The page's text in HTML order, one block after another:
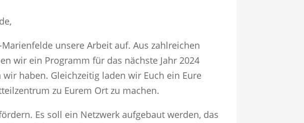
unsere Arbeit auf. Aus zahlreichen
wir ein Programm für das nächste Jahr 2024
haben. Gleichzeitig laden wir Euch ein Eure
zu Eurem Ort zu machen.
Es soll ein Netzwerk aufgebaut werden, das